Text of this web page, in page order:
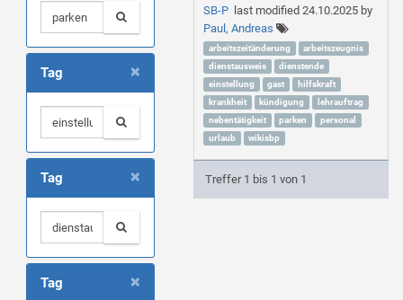
×
Tag
×
Tag
×
Tag
SB-Plast modified 24.10.2025by
Paul, Andreas
arbeitszeitänderung
arbeitszeugnis
dienstausweis
dienstende
einstellung
gast
hilfskraft
krankheit
kündigung
lehrauftrag
nebentätigkeit
parken
personal
urlaub
wikisbp
Treffer 1 bis 1 von 1